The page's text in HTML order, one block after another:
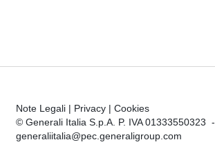
Note Legali | Privacy | Cookies
© Generali Italia S.p.A. P. IVA 01333550323 -
generaliitalia@pec.generaligroup.com